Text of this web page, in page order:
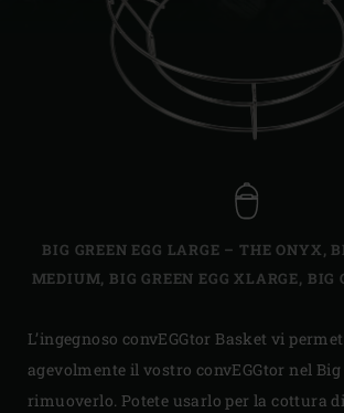
BIG GREEN EGG LARGE – THE ONYX,
MEDIUM,BIG GREEN EGG XLARGE, BIG
L’ingegnoso convEGGtor Basket vi
agevolmente il vostro convEGGtor nel Big
rimuoverlo. Potete usarlo per la cottura